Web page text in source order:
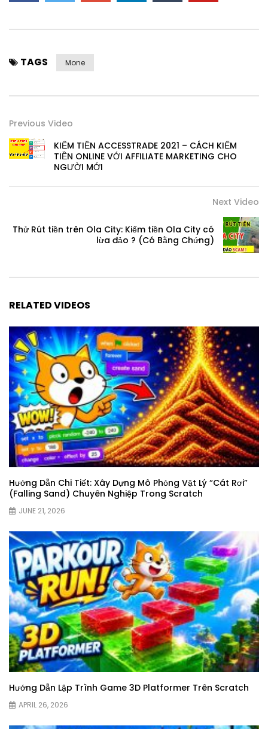
TAGS Mone
Previous Video
KIẾM TIỀN ACCESSTRADE 2021 – CÁCH KIẾM
TIỀN ONLINE VỚI AFFILIATE MARKETING CHO
NGƯỜI MỚI
Next Video
Thử Rút tiền trên Ola City: Kiếm tiền Ola City có
lừa đảo ? (Có Bằng Chứng)
RELATED VIDEOS
Hướng Dẫn Chi Tiết: Xây Dựng Mô Phỏng Vật Lý “Cát Rơi”
(Falling Sand) Chuyên Nghiệp Trong Scratch
JUNE 21, 2026
Hướng Dẫn Lập Trình Game 3D Platformer Trên Scratch
APRIL 26, 2026